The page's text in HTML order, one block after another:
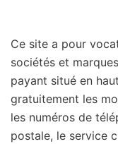
Ce site a pour
sociétés et
payant situé en
gratuitement les
les numéros de
postale, le service